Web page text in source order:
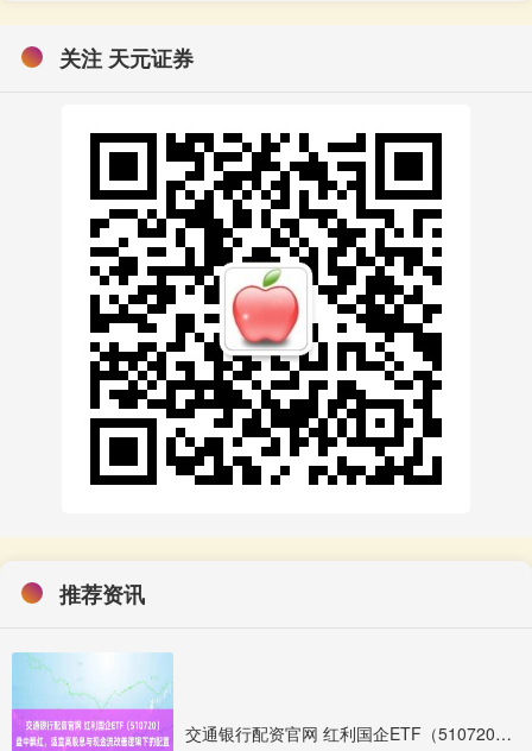
关注 天元证券
推荐资讯
交通银行配资官网 红利国企ETF（510720）盘中飘红，适宜高股息与现金流改善逻辑下的配置